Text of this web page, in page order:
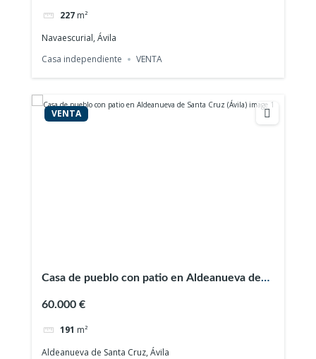
227 m²
Navaescurial, Ávila
Casa independiente
VENTA
VENTA
Casa de pueblo con patio en Aldeanueva de
60.000 €
191 m²
Aldeanueva de Santa Cruz, Ávila